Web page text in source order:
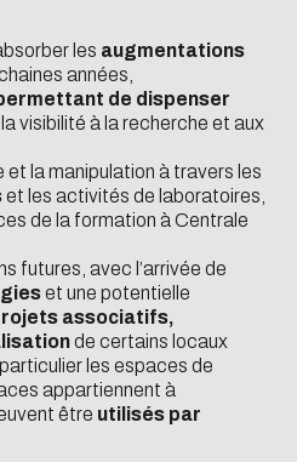
les augmentations
années,
de dispenser
la visibilité à la recherche et aux
et la manipulation à travers les
et les activités de laboratoires,
de la formation à Centrale
futures, avec l’arrivée de
et une potentielle
associatifs,
de certains locaux
les espaces de
appartiennent à
être utilisés par